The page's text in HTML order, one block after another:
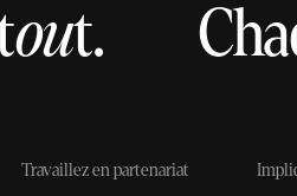
out.
Travaillez en partenariat